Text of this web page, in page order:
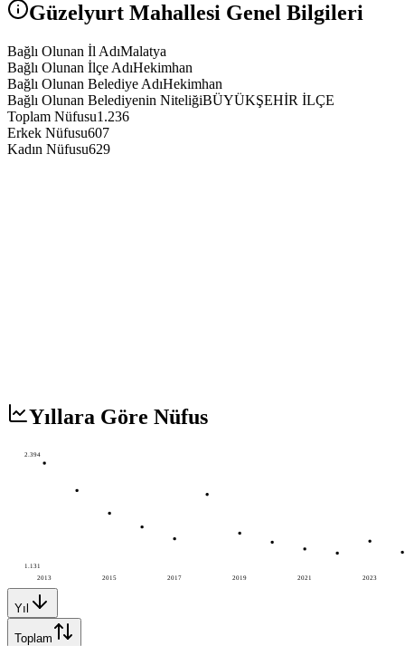
Güzelyurt Mahallesi Genel Bilgileri
Bağlı Olunan İl AdıMalatya
Bağlı Olunan İlçe AdıHekimhan
Bağlı Olunan Belediye AdıHekimhan
Bağlı Olunan Belediyenin NiteliğiBÜYÜKŞEHİR İLÇE
Toplam Nüfusu1.236
Erkek Nüfusu607
Kadın Nüfusu629
Yıllara Göre Nüfus
2013 2015 2017 2019 2021 2023
2.394
1.131
Yıl
Toplam